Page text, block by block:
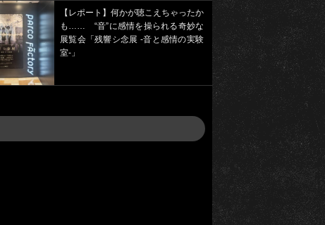
【レポート】何かが聴こえちゃったか
も…… “音”に感情を操られる奇妙な
展覧会「残響シ念展 -⾳と感情の実験
室-」